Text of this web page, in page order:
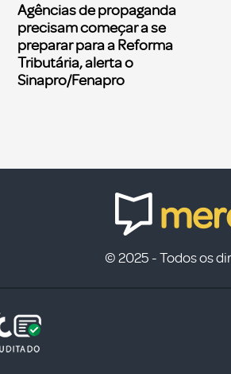
Agências de propaganda
precisam começar a se
preparar para a Reforma
Tributária, alerta o
Sinapro/Fenapro
© 2025 - Todos os